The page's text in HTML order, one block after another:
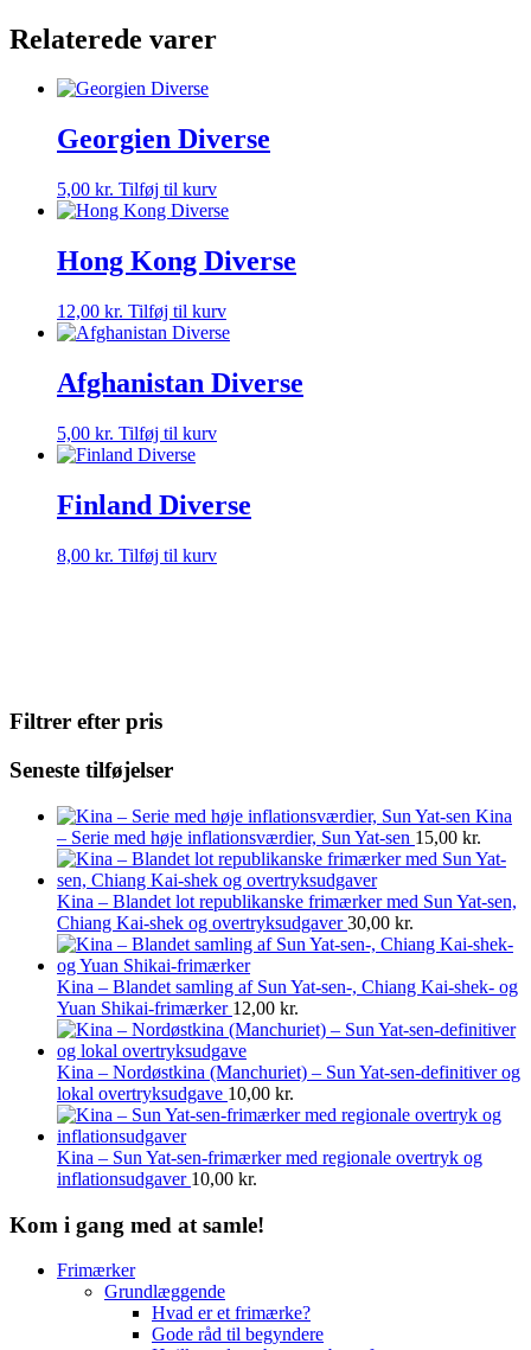
Relaterede varer
Georgien Diverse
5,00 kr. Tilføj til kurv
Hong Kong Diverse
12,00 kr. Tilføj til kurv
Afghanistan Diverse
5,00 kr. Tilføj til kurv
Finland Diverse
8,00 kr. Tilføj til kurv
Filtrer efter pris
Seneste tilføjelser
Kina
– Serie med høje inflationsværdier, Sun Yat-sen 15,00 kr.
Kina – Blandet lot republikanske frimærker med Sun Yat-sen,
Chiang Kai-shek og overtryksudgaver 30,00 kr.
Kina – Blandet samling af Sun Yat-sen-, Chiang Kai-shek- og
Yuan Shikai-frimærker 12,00 kr.
Kina – Nordøstkina (Manchuriet) – Sun Yat-sen-definitiver og
lokal overtryksudgave 10,00 kr.
Kina – Sun Yat-sen-frimærker med regionale overtryk og
inflationsudgaver 10,00 kr.
Kom i gang med at samle!
Frimærker
Grundlæggende
Hvad er et frimærke?
Gode råd til begyndere